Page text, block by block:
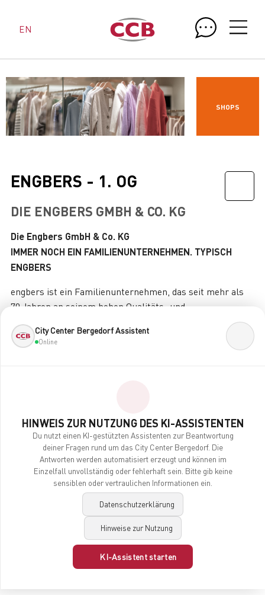
EN
City Center Bergedorf Assistent
Online
HINWEIS ZUR NUTZUNG DES KI-ASSISTENTEN
Du nutzt einen KI-gestützten Assistenten zur Beantwortung
deiner Fragen rund um das City Center Bergedorf. Die
Antworten werden automatisiert erzeugt und können im
Einzelfall unvollständig oder fehlerhaft sein. Bitte gib keine
sensiblen oder vertraulichen Informationen ein.
Datenschutzerklärung
Hinweise zur Nutzung
KI-Assistent starten
SHOPS
ENGBERS - 1. OG
DIE ENGBERS GMBH & CO. KG
Die Engbers GmbH & Co. KG
IMMER NOCH EIN FAMILIENUNTERNEHMEN. TYPISCH
ENGBERS
engbers ist ein Familienunternehmen, das seit mehr als
70 Jahren an seinem hohen Qualitäts- und
Serviceanspruch festhält. Am Hauptsitz im münster-
ländischen Gronau und in den über 300 Filialen in
Deutschland und Österreich werden rd. 1.800 Mitarbeiter
Männermodemarken entwickelt. Die engbers
Männermode begeistert mit ausgewählten Materialien,
lässigen Schnitten und perfekter Passform. engbers ist
heute die Nummer Eins für sportive „Männermode zum
Wohlfühlen“ – nachhaltig, verantwortungsvoll und nach
höchsten Standards. produziert
Auch der Business-Mann findet bei engbers seinen
sportiven Dresscode wie Jacket und Chino-Hose fürs
Büro, so wie den klassischen Anzug mit Hemd und
Krawatte für seinen geschäftlichen Termin oder der